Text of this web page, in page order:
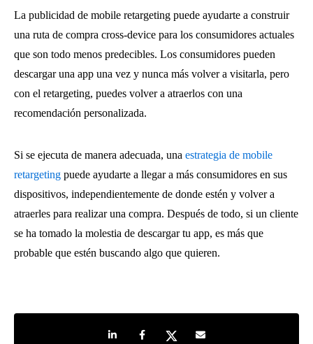
La publicidad de mobile retargeting puede ayudarte a construir
una ruta de compra cross-device para los consumidores actuales
que son todo menos predecibles. Los consumidores pueden
descargar una app una vez y nunca más volver a visitarla, pero
con el retargeting, puedes volver a atraerlos con una
recomendación personalizada.
Si se ejecuta de manera adecuada, una estrategia de mobile
retargeting puede ayudarte a llegar a más consumidores en sus
dispositivos, independientemente de donde estén y volver a
atraerles para realizar una compra. Después de todo, si un cliente
se ha tomado la molestia de descargar tu app, es más que
probable que estén buscando algo que quieren.
Share on LinkedIn
Share on Facebook
Share on TwitterShare by e-mail